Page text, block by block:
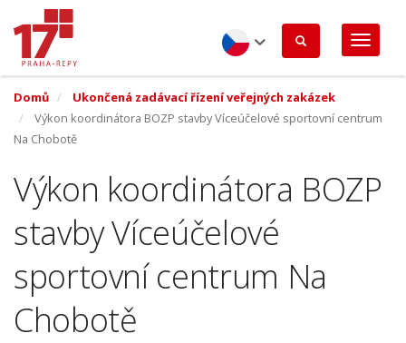
hlavnímu
obsahu
Czech
Domů
Ukončená zadávací řízení veřejných zakázek
Výkon koordinátora BOZP stavby Víceúčelové sportovní centrum
Na Chobotě
Výkon koordinátora BOZP
stavby Víceúčelové
sportovní centrum Na
Chobotě